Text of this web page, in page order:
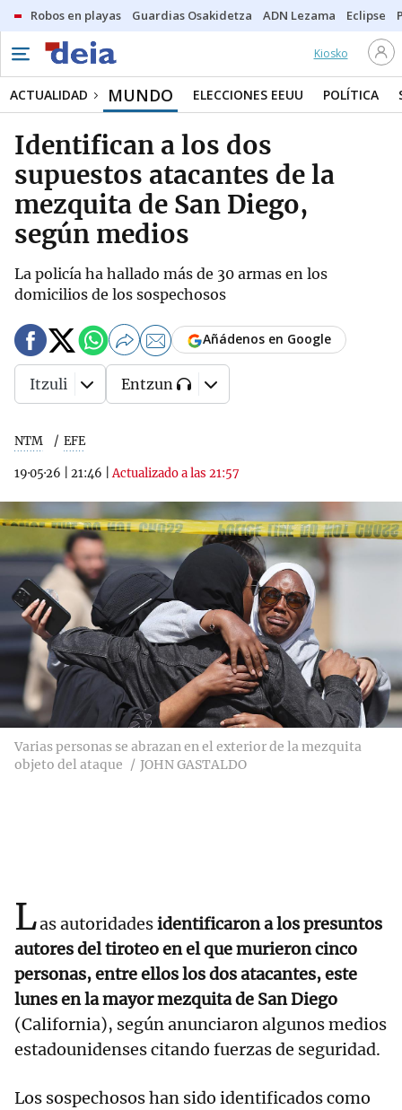
Robos en playas Guardias Osakidetza ADN Lezama Eclipse
Kiosko
ACTUALIDAD MUNDO ELECCIONES EEUU POLÍTICA
Identifican a los dos
supuestos atacantes de la
mezquita de San Diego,
según medios
La policía ha hallado más de 30 armas en los
domicilios de los sospechosos
NTM EFE
19·05·26 21:46 |Actualizado a las 21:57
Añádenos en Google
Itzuli Entzun
Varias personas se abrazan en el exterior de la mezquita
objeto del ataque
JOHN GASTALDO
Las autoridadesidentificaron a los presuntos
autores del tiroteo en el que murieron cinco
personas, entre ellos los dos atacantes, este
lunes en la mayor mezquita de San Diego
(California), según anunciaron algunos medios
estadounidenses citando fuerzas de seguridad.
Los sospechosos han sido identificados como